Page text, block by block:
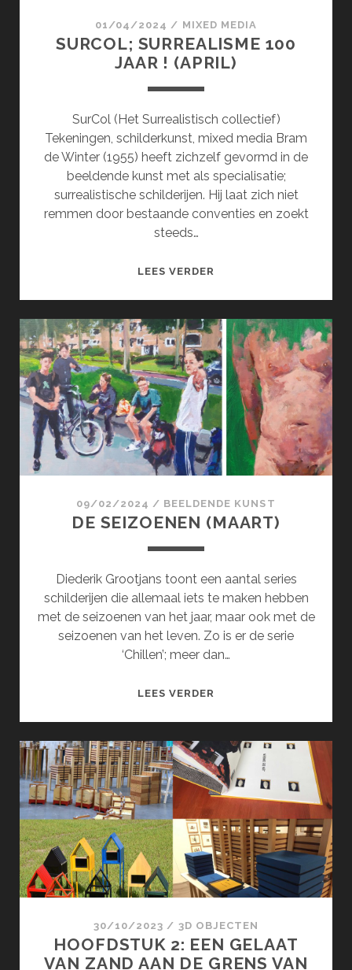
01/04/2024 / MIXED MEDIA
SURCOL; SURREALISME 100
JAAR ! (APRIL)
SurCol (Het Surrealistisch collectief)
Tekeningen, schilderkunst, mixed media Bram
de Winter (1955) heeft zichzelf gevormd in de
beeldende kunst met als specialisatie;
surrealistische schilderijen. Hij laat zich niet
remmen door bestaande conventies en zoekt
steeds…
LEES VERDER
JAAR
!
(APRIL)
09/02/2024 / BEELDENDE KUNST
DE SEIZOENEN (MAART)
Diederik Grootjans toont een aantal series
schilderijen die allemaal iets te maken hebben
met de seizoenen van het jaar, maar ook met de
seizoenen van het leven. Zo is er de serie
‘Chillen’; meer dan…
LEES VERDER
30/10/2023 / 3D OBJECTEN
HOOFDSTUK 2: EEN GELAAT
VAN ZAND AAN DE GRENS VAN